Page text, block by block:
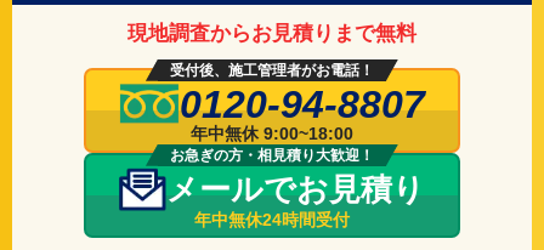
現地調査からお見積りまで無料
受付後、施工管理者がお電話！
0120-94-8807
年中無休 9:00~18:00
お急ぎの方・相見積り大歓迎！
メールでお見積り
年中無休24時間受付